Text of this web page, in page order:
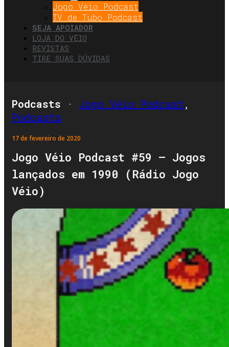
Jogo Véio Podcast
TV de Tubo Podcast
SEJA APOIADOR
LOJA DO VÉIO
REVISTAS
TIRE SUAS DÚVIDAS
Podcasts · Jogo Véio Podcast,
Podcasts
17 de fevereiro de 2020
Jogo Véio Podcast #59 – Jogos
lançados em 1990 (Rádio Jogo
Véio)